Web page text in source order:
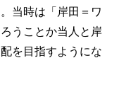
当時は「岸田＝ワ
うことか当人と岸
を目指すようにな